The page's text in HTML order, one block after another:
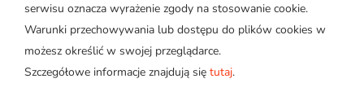
serwisu oznacza wyrażenie zgody na stosowanie cookie.
Warunki przechowywania lub dostępu do plików cookies w
możesz określić w swojej przeglądarce.
Szczegółowe informacje znajdują się tutaj.